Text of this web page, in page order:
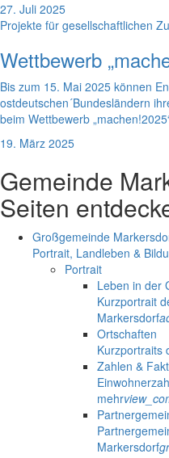
27. Juli 2025
Projekte für gesellschaftlichen
Wettbewerb
Bis zum 15. Mai 2025 können
ostdeutschen´Bundesländern
beim Wettbewerb
19. März 2025
Gemeinde
Seiten
Großgemeinde
Portrait, Landleben &
Portrait
Leben in der
Kurzportrait
Markersdorf
Ortschaften
Kurzportraits
Zahlen &
mehr
Markersdorf